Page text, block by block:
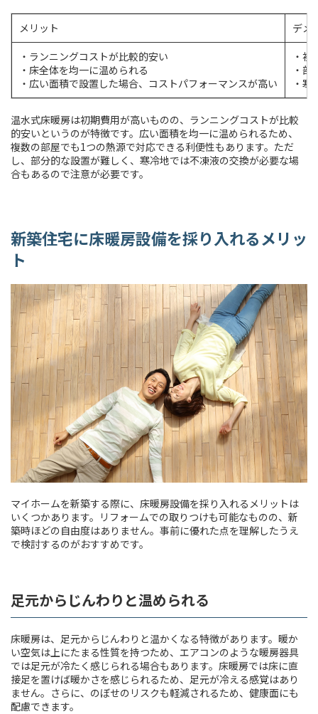
メリット
デメ
・ランニングコストが比較的安い
・床全体を均一に温められる
・広い面積で設置した場合、コストパフォーマンスが高い
・初
・部
・
温水式床暖房は初期費用が高いものの、ランニングコストが比較
的安いというのが特徴です。広い面積を均一に温められるため、
複数の部屋でも1つの熱源で対応できる利便性もあります。ただ
し、部分的な設置が難しく、寒冷地では不凍液の交換が必要な場
合もあるので注意が必要です。
新築住宅に床暖房設備を採り入れるメリッ
ト
マイホームを新築する際に、床暖房設備を採り入れるメリットは
いくつかあります。リフォームでの取りつけも可能なものの、新
築時ほどの自由度はありません。事前に優れた点を理解したうえ
で検討するのがおすすめです。
足元からじんわりと温められる
床暖房は、足元からじんわりと温かくなる特徴があります。暖か
い空気は上にたまる性質を持つため、エアコンのような暖房器具
では足元が冷たく感じられる場合もあります。床暖房では床に直
接足を置けば暖かさを感じられるため、足元が冷える感覚はあり
ません。さらに、のぼせのリスクも軽減されるため、健康面にも
配慮できます。